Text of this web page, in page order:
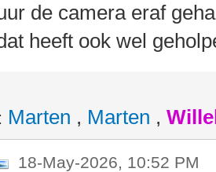
de camera eraf
heeft ook wel
Marten , Marten ,
18-May-2026, 10:52 PM